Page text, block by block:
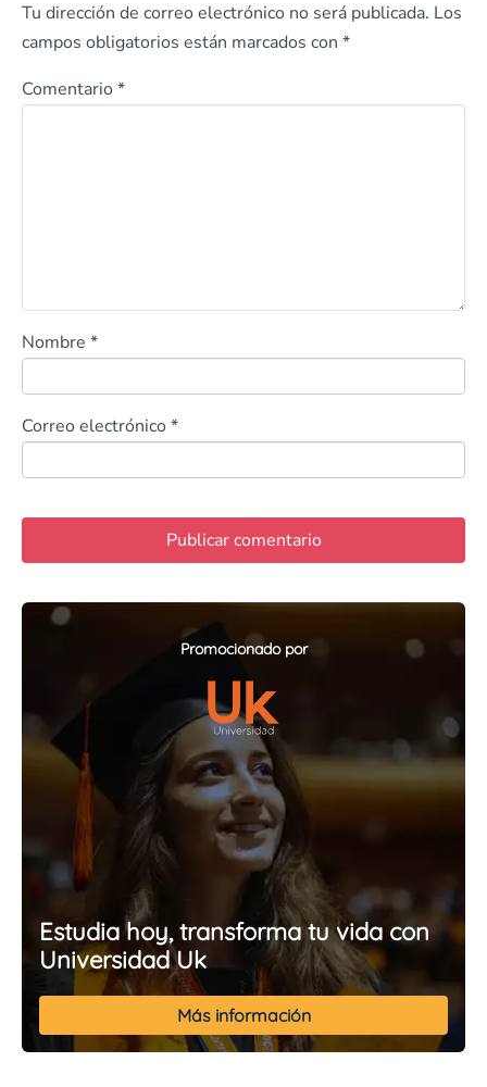
Promocionado por
Estudia hoy, transforma tu vida con
Universidad Uk
Más información
Tu dirección de correo electrónico no será publicada. Los
campos obligatorios están marcados con *
Comentario *
Nombre *
Correo electrónico *